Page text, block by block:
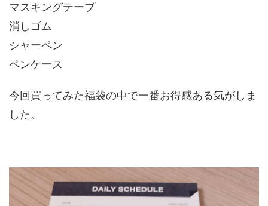
マスキングテープ
消しゴム
シャーペン
ペンケース
今回買ってみた福袋の中で一番お得感ある気がしま
した。